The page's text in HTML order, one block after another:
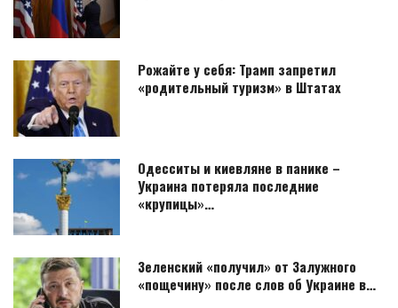
Рожайте у себя: Трамп запретил
«родительный туризм» в Штатах
Одесситы и киевляне в панике –
Украина потеряла последние
«крупицы»…
Зеленский «получил» от Залужного
«пощечину» после слов об Украине в…